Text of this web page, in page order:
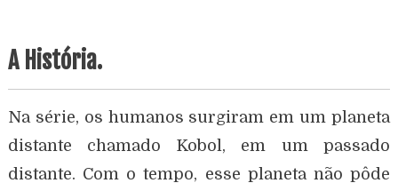
A História.
Na série, os humanos surgiram em um planeta
distante chamado Kobol, em um passado
distante. Com o tempo, esse planeta não pôde